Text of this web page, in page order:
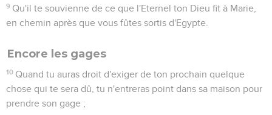
9 Qu'il te souvienne de ce que l'Eternel ton Dieu fit à Marie,
en chemin après que vous fûtes sortis d'Egypte.
Encore les gages
10 Quand tu auras droit d'exiger de ton prochain quelque
chose qui te sera dû, tu n'entreras point dans sa maison pour
prendre son gage ;